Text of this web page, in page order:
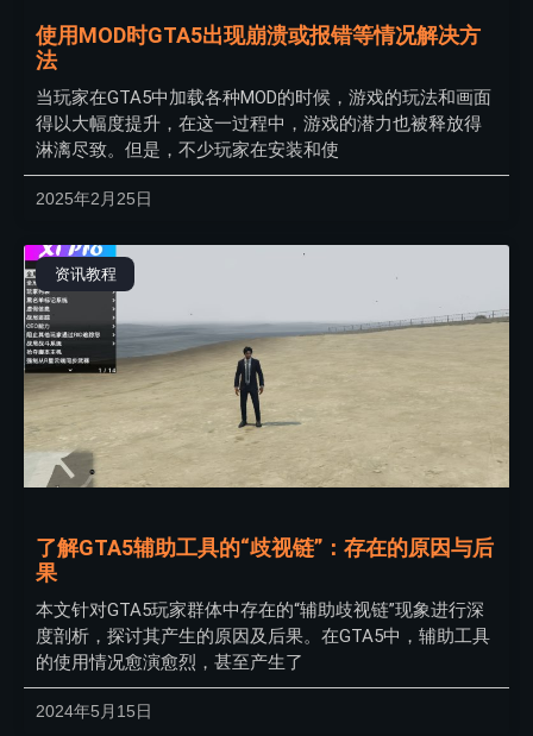
使用MOD时GTA5出现崩溃或报错等情况解决方
法
当玩家在GTA5中加载各种MOD的时候，游戏的玩法和画面
得以大幅度提升，在这一过程中，游戏的潜力也被释放得
淋漓尽致。但是，不少玩家在安装和使
2025年2月25日
资讯教程
了解GTA5辅助工具的“歧视链”：存在的原因与后
果
本文针对GTA5玩家群体中存在的“辅助歧视链”现象进行深
度剖析，探讨其产生的原因及后果。在GTA5中，辅助工具
的使用情况愈演愈烈，甚至产生了
2024年5月15日